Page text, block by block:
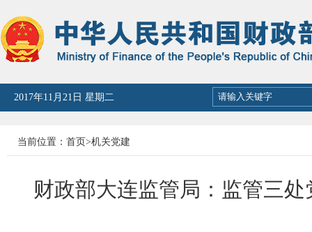
2026年08月06日 星期四
当前位置： 首页>机关党建
财政部大连监管局：监管三